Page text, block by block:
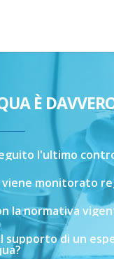
È
l'ultimo
viene monitorato
lanormativa
supportodi un